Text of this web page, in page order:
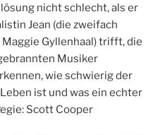
nicht schlecht, als er
Jean (die zweifach
Gyllenhaal) trifft, die
Musiker
wie schwierig der
ist und was ein echter
Scott Cooper